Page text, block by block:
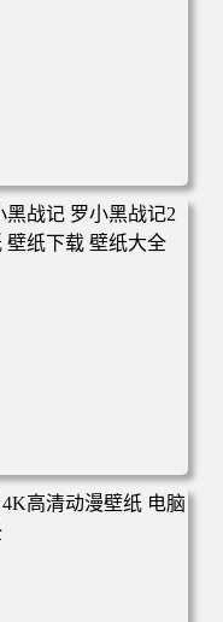
4K动漫壁纸 电脑桌
罗小黑战记2 风息
壁纸大全